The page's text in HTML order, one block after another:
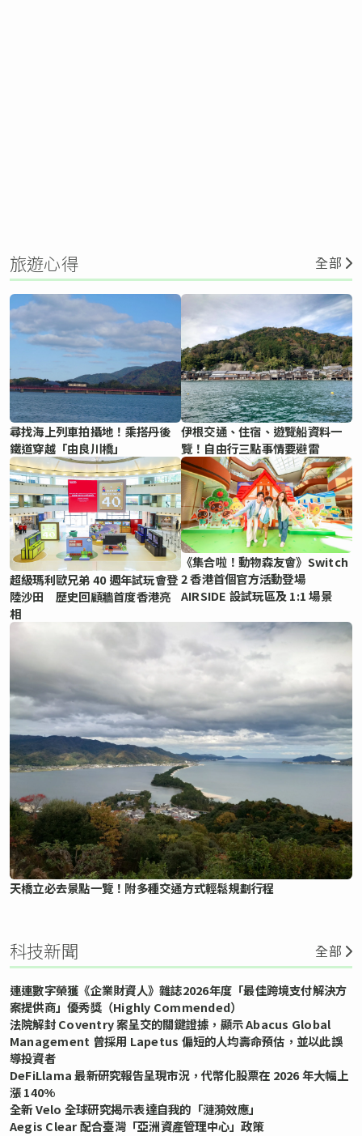
旅遊心得 全部
尋找海上列車拍攝地！乘搭丹後
鐵道穿越「由良川橋」
伊根交通、住宿、遊覽船資料一
覽！自由行三點事情要避雷
超級瑪利歐兄弟 40 週年試玩會登
陸沙田 歷史回顧牆首度香港亮
相
《集合啦！動物森友會》Switch
2 香港首個官方活動登場
AIRSIDE 設試玩區及 1:1 場景
天橋立必去景點一覽！附多種交通方式輕鬆規劃行程
科技新聞 全部
連連數字榮獲《企業財資人》雜誌2026年度「最佳跨境支付解決方
案提供商」優秀獎（Highly Commended）
法院解封 Coventry 案呈交的關鍵證據，顯示 Abacus Global
Management 曾採用 Lapetus 偏短的人均壽命預估，並以此誤
導投資者
DeFiLlama 最新研究報告呈現市況，代幣化股票在 2026 年大幅上
漲 140%
全新 Velo 全球研究揭示表達自我的「漣漪效應」
Aegis Clear 配合臺灣「亞洲資產管理中心」政策